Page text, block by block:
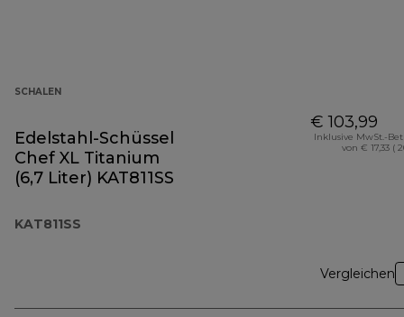
SCHALEN
Edelstahl-Schüssel
Chef XL Titanium
(6,7 Liter) KAT811SS
KAT811SS
€ 103,99
Inklusive MwSt.-
von € 17,33 (
Vergleichen